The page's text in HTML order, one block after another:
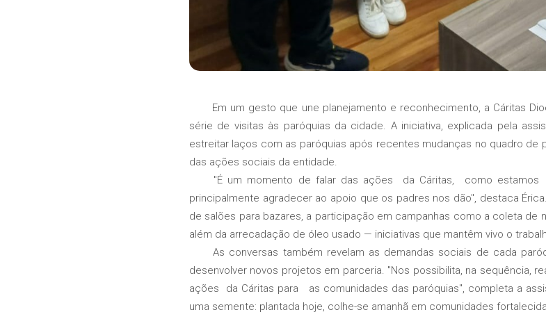
Em um gesto que une planejamento e reconhecimento, a Cáritas
série de visitas às paróquias da cidade. A iniciativa, explicada pela
estreitar laços com as paróquias após recentes mudanças no quadro de
das ações sociais da entidade.
"É um momento de falar das ações da Cáritas, como
principalmente agradecer ao apoio que os padres nos dão", destaca
de salões para bazares, a participação em campanhas como a coleta de
além da arrecadação de óleo usado — iniciativas que mantêm vivo o
As conversas também revelam as demandas sociais de cada
desenvolver novos projetos em parceria. "Nos possibilita, na sequência,
ações da Cáritas para as comunidades das paróquias", completa a
uma semente: plantada hoje, colhe-se amanhã em comunidades